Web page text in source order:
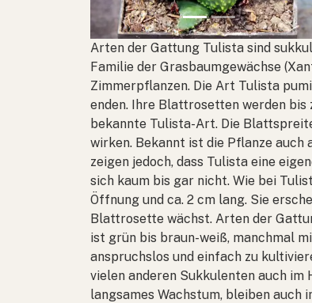
Arten der Gattung Tulista sind
Familie der Grasbaumgewächse
Zimmerpflanzen. Die Art Tulista
enden. Ihre Blattrosetten werden
bekannte Tulista-Art. Die
wirken. Bekannt ist die Pflanze auch
zeigen jedoch, dass Tulista eine
sich kaum bis gar nicht. Wie bei
Öffnung und ca. 2 cm lang. Sie
Blattrosette wächst. Arten der
ist grün bis braun-weiß, manchmal
anspruchslos und einfach zu
vielen anderen Sukkulenten auch
langsames Wachstum, bleiben auch